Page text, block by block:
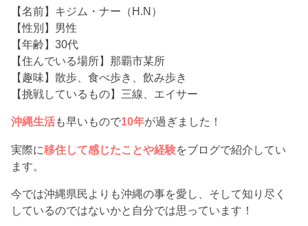
【名前】キジム・ナー（H.N）
【性別】男性
【年齢】30代
【住んでいる場所】那覇市某所
【趣味】散歩、食べ歩き、飲み歩き
【挑戦しているもの】三線、エイサー
沖縄生活も早いもので10年が過ぎました！
実際に移住して感じたことや経験をブログで紹介してい
ます。
今では沖縄県民よりも沖縄の事を愛し、そして知り尽く
しているのではないかと自分では思っています！